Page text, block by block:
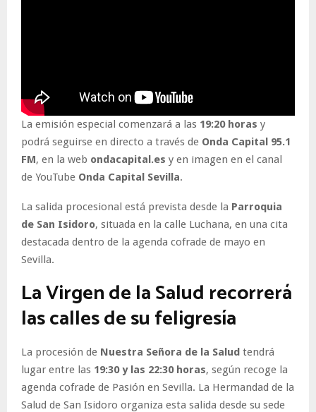
La emisión especial comenzará a las 19:20 horas y
podrá seguirse en directo a través de Onda Capital 95.1
FM, en la web ondacapital.es y en imagen en el canal
de YouTube Onda Capital Sevilla.
La salida procesional está prevista desde la Parroquia
de San Isidoro, situada en la calle Luchana, en una cita
destacada dentro de la agenda cofrade de mayo en
Sevilla.
La Virgen de la Salud recorrerá
las calles de su feligresía
La procesión de Nuestra Señora de la Salud tendrá
lugar entre las 19:30 y las 22:30 horas, según recoge la
agenda cofrade de Pasión en Sevilla. La Hermandad de la
Salud de San Isidoro organiza esta salida desde su sede